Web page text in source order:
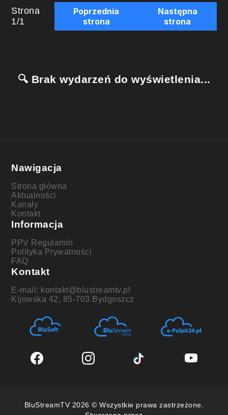
Strona
1/1
Poprzednia
strona
Następna
strona
🔍 Brak wydarzeń do wyświetlenia...
Nawigacja
Strona główna
Aktualności
Kanały
Kontakt
Informacja
PPV Regulamin
Polityka Prywatności
FAQ
Kontakt
E-mail: kontakt@blustreamtv.pl
Kijowska 42, 85-703 Bydgoszcz
BluStreamTV 2026 © Wszystkie prawa zastrzeżone.